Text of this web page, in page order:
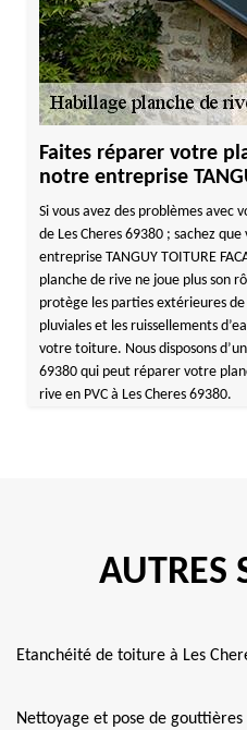
Faites réparer votre
notre entreprise
Si vous avez des problèmes avec
de Les Cheres 69380 ; sachez
entreprise TANGUY TOITURE
planche de rive ne joue plus son
protège les parties extérieures
pluviales et les ruissellements
votre toiture. Nous disposons
69380 qui peut réparer votre
rive en PVC à Les Cheres 69380.
AUTRES
Etanchéité de toiture à Les
Nettoyage et pose de gouttières